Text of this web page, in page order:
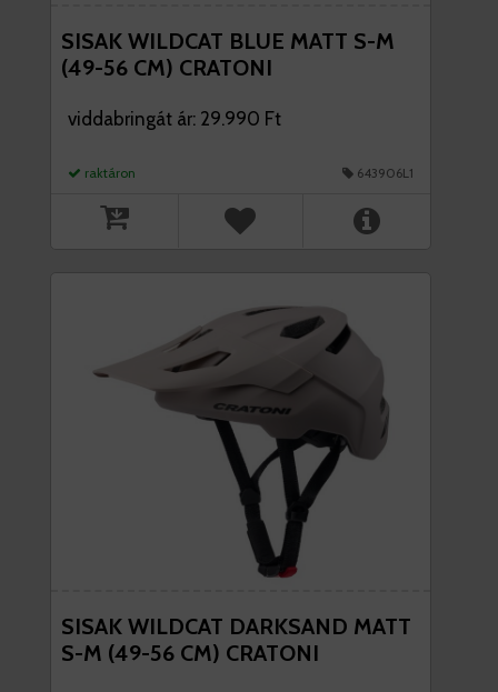
SISAK WILDCAT BLUE MATT S-M
(49-56 CM) CRATONI
viddabringát ár: 29.990 Ft
raktáron 643906L1
SISAK WILDCAT DARKSAND MATT
S-M (49-56 CM) CRATONI